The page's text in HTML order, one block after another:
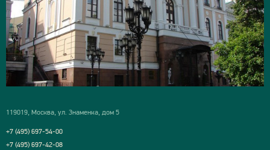
119019, Москва, ул. Знаменка, дом 5
+7 (495) 697-54-00
+7 (495) 697-42-08